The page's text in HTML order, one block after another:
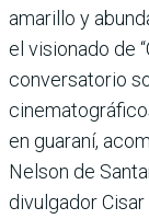
amarillo y
el visionado de
conversatorio
en guaraní,
Nelson de
divulgador